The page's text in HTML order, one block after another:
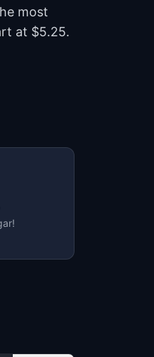
most
at $5.25.